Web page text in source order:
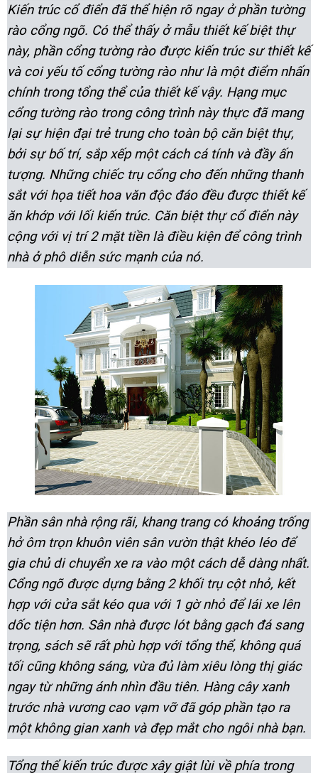
Kiến trúc cổ điển đã thể hiện rõ ngay ở phần tường
rào cổng ngõ. Có thể thấy ở mẫu thiết kế biệt thự
này, phần cổng tường rào được kiến trúc sư thiết kế
và coi yếu tố cổng tường rào như là một điểm nhấn
chính trong tổng thể của thiết kế vậy. Hạng mục
cổng tường rào trong công trình này thực đã mang
lại sự hiện đại trẻ trung cho toàn bộ căn biệt thự,
bởi sự bố trí, sắp xếp một cách cá tính và đầy ấn
tượng. Những chiếc trụ cổng cho đến những thanh
sắt với họa tiết hoa văn độc đáo đều được thiết kế
ăn khớp với lối kiến trúc. Căn biệt thự cổ điển này
cộng với vị trí 2 mặt tiền là điều kiện để công trình
nhà ở phô diễn sức mạnh của nó.
Phần sân nhà rộng rãi, khang trang có khoảng trống
hở ôm trọn khuôn viên sân vườn thật khéo léo để
gia chủ di chuyển xe ra vào một cách dễ dàng nhất.
Cổng ngõ được dựng bằng 2 khối trụ cột nhỏ, kết
hợp với cửa sắt kéo qua với 1 gờ nhỏ để lái xe lên
dốc tiện hơn. Sân nhà được lót bằng gạch đá sang
trọng, sách sẽ rất phù hợp với tổng thể, không quá
tối cũng không sáng, vừa đủ làm xiêu lòng thị giác
ngay từ những ánh nhìn đầu tiên. Hàng cây xanh
trước nhà vương cao vạm vỡ đã góp phần tạo ra
một không gian xanh và đẹp mắt cho ngôi nhà bạn.
Tổng thể kiến trúc được xây giật lùi về phía trong